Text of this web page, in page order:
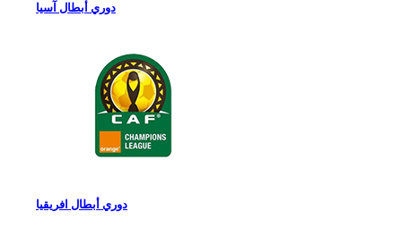
دوري أبطال آسيا
دوري أبطال افريقيا